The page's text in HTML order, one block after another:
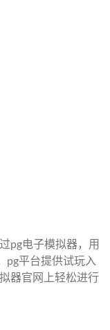
pg电子模拟器，用
pg平台提供试玩入
器官网上轻松进行